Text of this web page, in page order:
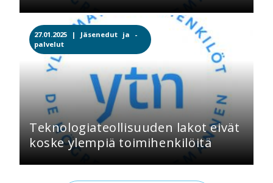
27.01.2025 | Jäsenedut ja -
palvelut
Teknologiateollisuuden lakot eivät
koske ylempiä toimihenkilöitä